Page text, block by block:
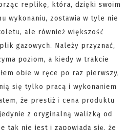
replikę, która, dzięki swoim
wykonaniu, zostawia w tyle nie
ale również większość
gazowych. Należy przyznać,
poziom, a kiedy w trakcie
obie w ręce po raz pierwszy,
się tylko pracą i wykonaniem
że prestiż i cena produktu
z oryginalną walizką od
tak nie jest i zapowiada się, że